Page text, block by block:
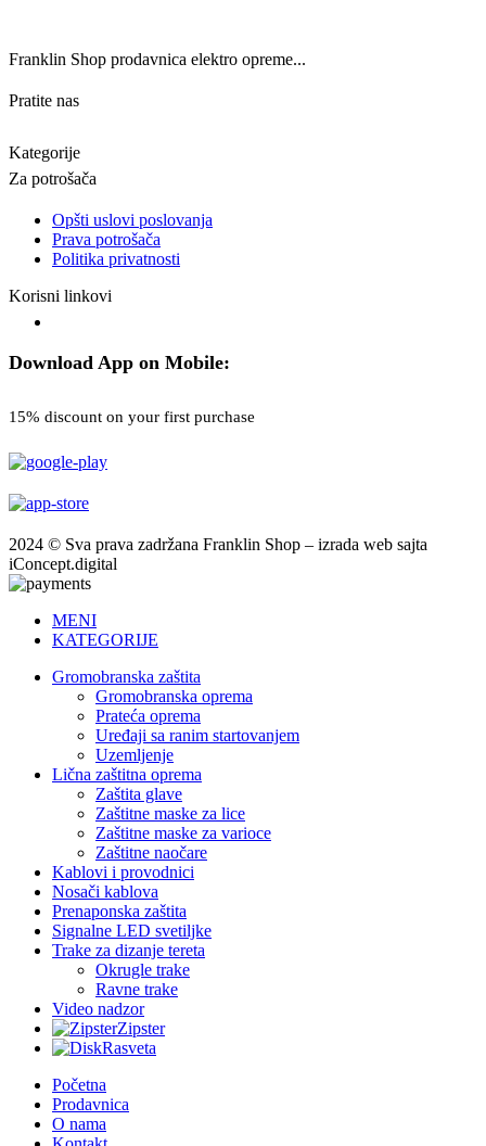
Franklin Shop prodavnica elektro opreme...
Pratite nas
Kategorije
Za potrošača
Opšti uslovi poslovanja
Prava potrošača
Politika privatnosti
Korisni linkovi
Download App on Mobile:
15% discount on your first purchase
2024 © Sva prava zadržana Franklin Shop – izrada web sajta
iConcept.digital
MENI
KATEGORIJE
Gromobranska zaštita
Gromobranska oprema
Prateća oprema
Uređaji sa ranim startovanjem
Uzemljenje
Lična zaštitna oprema
Zaštita glave
Zaštitne maske za lice
Zaštitne maske za varioce
Zaštitne naočare
Kablovi i provodnici
Nosači kablova
Prenaponska zaštita
Signalne LED svetiljke
Trake za dizanje tereta
Okrugle trake
Ravne trake
Video nadzor
Zipster
Rasveta
Početna
Prodavnica
O nama